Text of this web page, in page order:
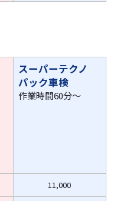
スーパーテクノ
パック車検
作業時間60分〜
11,000